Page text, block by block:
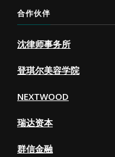
合作伙伴
沈律师事务所
登琪尔美容学院
NEXTWOOD
瑞达资本
群信金融